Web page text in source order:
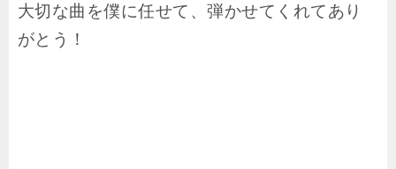
大切な曲を僕に任せて、弾かせてくれてあり
がとう！